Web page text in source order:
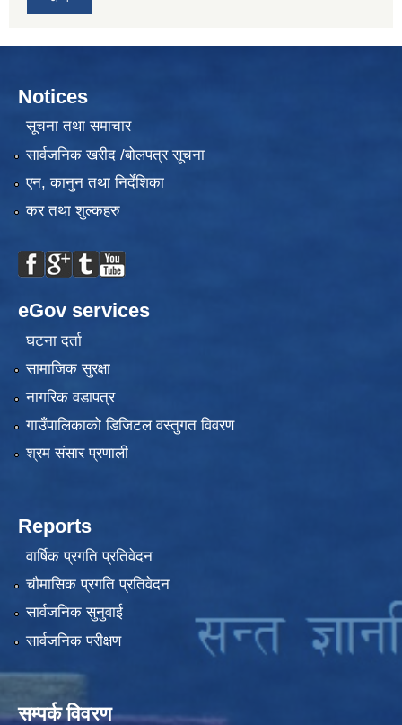
Notices
सूचना तथा समाचार
सार्वजनिक खरीद /बोलपत्र सूचना
एन, कानुन तथा निर्देशिका
कर तथा शुल्कहरु
eGov services
घटना दर्ता
सामाजिक सुरक्षा
नागरिक वडापत्र
गाउँपालिकाको डिजिटल वस्तुगत विवरण
श्रम संसार प्रणाली
Reports
वार्षिक प्रगति प्रतिवेदन
चौमासिक प्रगति प्रतिवेदन
सार्वजनिक सुनुवाई
सार्वजनिक परीक्षण
सम्पर्क विवरण